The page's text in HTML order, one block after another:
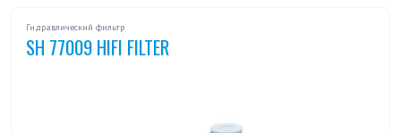
Гидравлический фильтр
SH 77009 HIFI FILTER